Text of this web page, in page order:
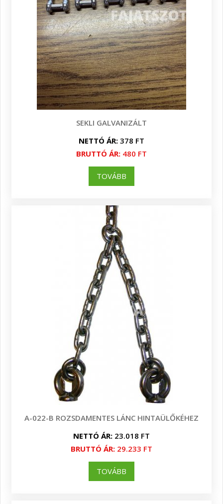
SEKLI GALVANIZÁLT
NETTÓ ÁR: 378 FT
BRUTTÓ ÁR: 480 FT
TOVÁBB
A-022-B ROZSDAMENTES LÁNC HINTAÜLŐKÉHEZ
NETTÓ ÁR: 23.018 FT
BRUTTÓ ÁR: 29.233 FT
TOVÁBB